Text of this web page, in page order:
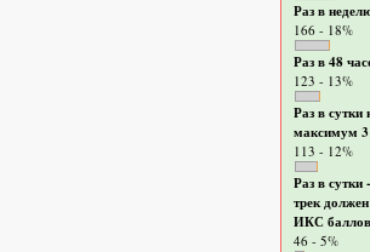
Раз в
166 - 18%
Раз в 48
123 - 13%
Раз в сутки
максимум 3
113 - 12%
Раз в
трек
ИКС
46 - 5%